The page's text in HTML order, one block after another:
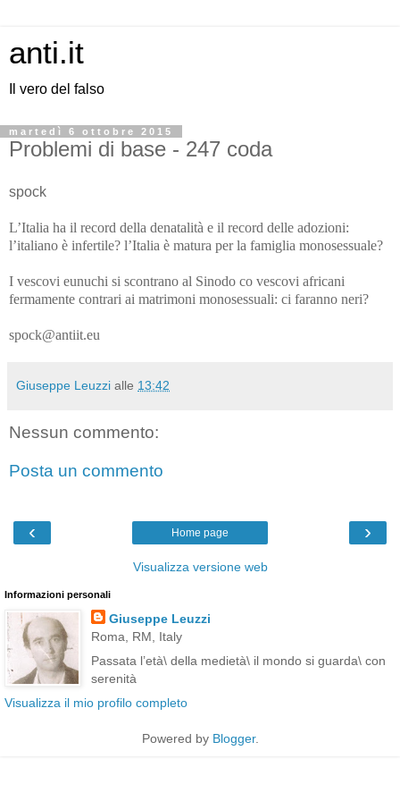
anti.it
Il vero del falso
martedì 6 ottobre 2015
Problemi di base - 247 coda
spock
L’Italia ha il record della denatalità e il record delle adozioni:
l’italiano è infertile? l’Italia è matura per la famiglia monosessuale?
I vescovi eunuchi si scontrano al Sinodo co vescovi africani
fermamente contrari ai matrimoni monosessuali: ci faranno neri?
spock@antiit.eu
Giuseppe Leuzzi alle 13:42
Nessun commento:
Posta un commento
‹ ›
Home page
Visualizza versione web
Informazioni personali
Giuseppe Leuzzi
Roma, RM, Italy
Passata l’età\ della medietà\ il mondo si guarda\ con
serenità
Visualizza il mio profilo completo
Powered by Blogger.